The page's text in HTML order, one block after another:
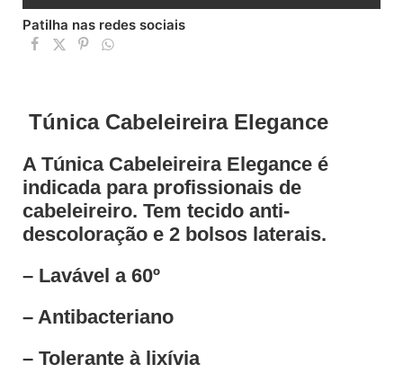
Patilha nas redes sociais
Túnica Cabeleireira Elegance
A Túnica Cabeleireira Elegance é
indicada para profissionais de
cabeleireiro. Tem tecido anti-
descoloração e 2 bolsos laterais.
– Lavável a 60º
– Antibacteriano
– Tolerante à lixívia